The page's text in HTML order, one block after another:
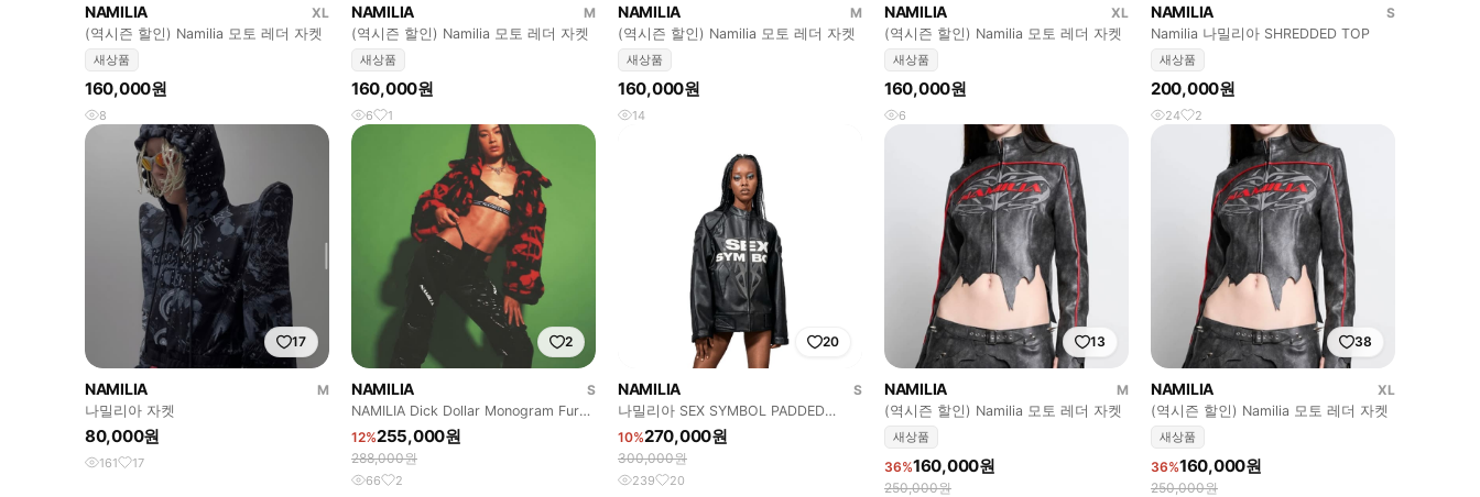
NAMILIA
XL
(역시즌 할인) Namilia 모토 레더 자켓
새상품
160,000원
8
NAMILIA
M
(역시즌 할인) Namilia 모토 레더 자켓
새상품
160,000원
6 1
NAMILIA
M
(역시즌 할인) Namilia 모토 레더 자켓
새상품
160,000원
14
NAMILIA
XL
(역시즌 할인) Namilia 모토 레더 자켓
새상품
160,000원
6
NAMILIA
S
Namilia 나밀리아 SHREDDED TOP
새상품
200,000원
24 2
17
NAMILIA
M
나밀리아 자켓
80,000원
161 17
2
NAMILIA
S
NAMILIA Dick Dollar Monogram Fur
Jacket
12%255,000원
288,000원
66 2
20
NAMILIA
S
나밀리아 SEX SYMBOL PADDED
MOTO JACKET
10%270,000원
300,000원
239 20
13
NAMILIA
M
(역시즌 할인) Namilia 모토 레더 자켓
새상품
36%160,000원
250,000원
38
NAMILIA
XL
(역시즌 할인) Namilia 모토 레더 자켓
새상품
36%160,000원
250,000원